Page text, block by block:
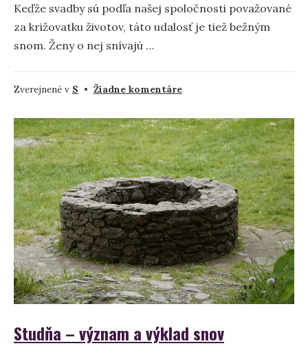
Keďže svadby sú podľa našej spoločnosti považované
za križovatku životov, táto udalosť je tiež bežným
snom. Ženy o nej snívajú …
Zverejnené v S • Žiadne komentárena
–
význam
a
výklad
snov
Studňa – význam a výklad snov